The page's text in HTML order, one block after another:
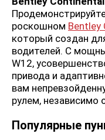
роскошном Bentley
который создан
водителей. С
W12,
привода и
вам
рулем, независимо
Популярные